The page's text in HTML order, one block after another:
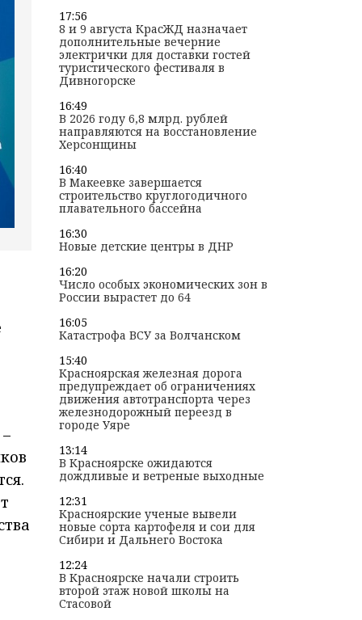
17:56
8 и 9 августа КрасЖД назначает
дополнительные вечерние
электрички для доставки гостей
туристического фестиваля в
Дивногорске
16:49
В 2026 году 6,8 млрд. рублей
направляются на восстановление
Херсонщины
16:40
В Макеевке завершается
строительство круглогодичного
плавательного бассейна
16:30
Новые детские центры в ДНР
16:20
Число особых экономических зон в
России вырастет до 64
16:05
Катастрофа ВСУ за Волчанском
15:40
Красноярская железная дорога
предупреждает об ограничениях
движения автотранспорта через
железнодорожный переезд в
городе Уяре
13:14
В Красноярске ожидаются
дождливые и ветреные выходные
12:31
Красноярские ученые вывели
новые сорта картофеля и сои для
Сибири и Дальнего Востока
12:24
В Красноярске начали строить
второй этаж новой школы на
Стасовой